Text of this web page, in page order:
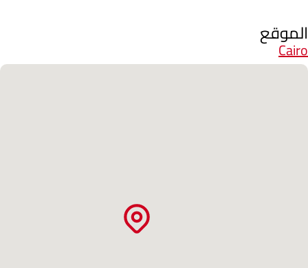
الموقع
Cairo